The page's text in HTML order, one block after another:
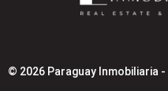
© 2026 Paraguay Inmobiliaria